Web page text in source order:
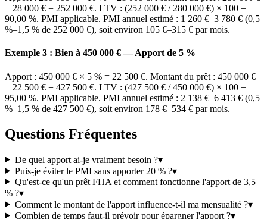
− 28 000 € = 252 000 €. LTV : (252 000 € / 280 000 €) × 100 =
90,00 %. PMI applicable. PMI annuel estimé : 1 260 €–3 780 € (0,5
%–1,5 % de 252 000 €), soit environ 105 €–315 € par mois.
Exemple 3 : Bien à 450 000 € — Apport de 5 %
Apport : 450 000 € × 5 % = 22 500 €. Montant du prêt : 450 000 €
− 22 500 € = 427 500 €. LTV : (427 500 € / 450 000 €) × 100 =
95,00 %. PMI applicable. PMI annuel estimé : 2 138 €–6 413 € (0,5
%–1,5 % de 427 500 €), soit environ 178 €–534 € par mois.
Questions Fréquentes
De quel apport ai-je vraiment besoin ?▾
Puis-je éviter le PMI sans apporter 20 % ?▾
Qu'est-ce qu'un prêt FHA et comment fonctionne l'apport de 3,5
% ?▾
Comment le montant de l'apport influence-t-il ma mensualité ?▾
Combien de temps faut-il prévoir pour épargner l'apport ?▾